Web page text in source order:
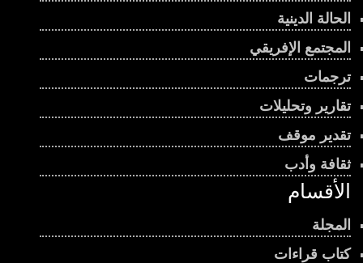
الحالة الدينية
المجتمع الإفريقي
ترجمات
تقارير وتحليلات
تقدير موقف
ثقافة وأدب
الأقسام
المجلة
كتاب قراءات